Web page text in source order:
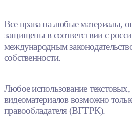
Все права на любые материалы,
защищены в соответствии с
международным
собственности.
Любое использование
видеоматериалов возможно
правообладателя (ВГТРК).